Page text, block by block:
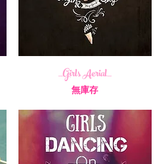
_Girls Aerial_
無庫存